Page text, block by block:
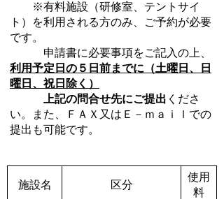
※有料施設（研修室、テントサイ
ト）を利用される方のみ、ご予約が必要
です。
申請書に必要事項をご記入の上、
利用予定日の５日前までに（土曜日、日
曜日、祝日除く）
上記の問合せ先にご提出 く ださ
い。また、ＦＡＸ又はＥ－ｍａｉｌでの
提出も可能です。
施設名 区分
使用
料